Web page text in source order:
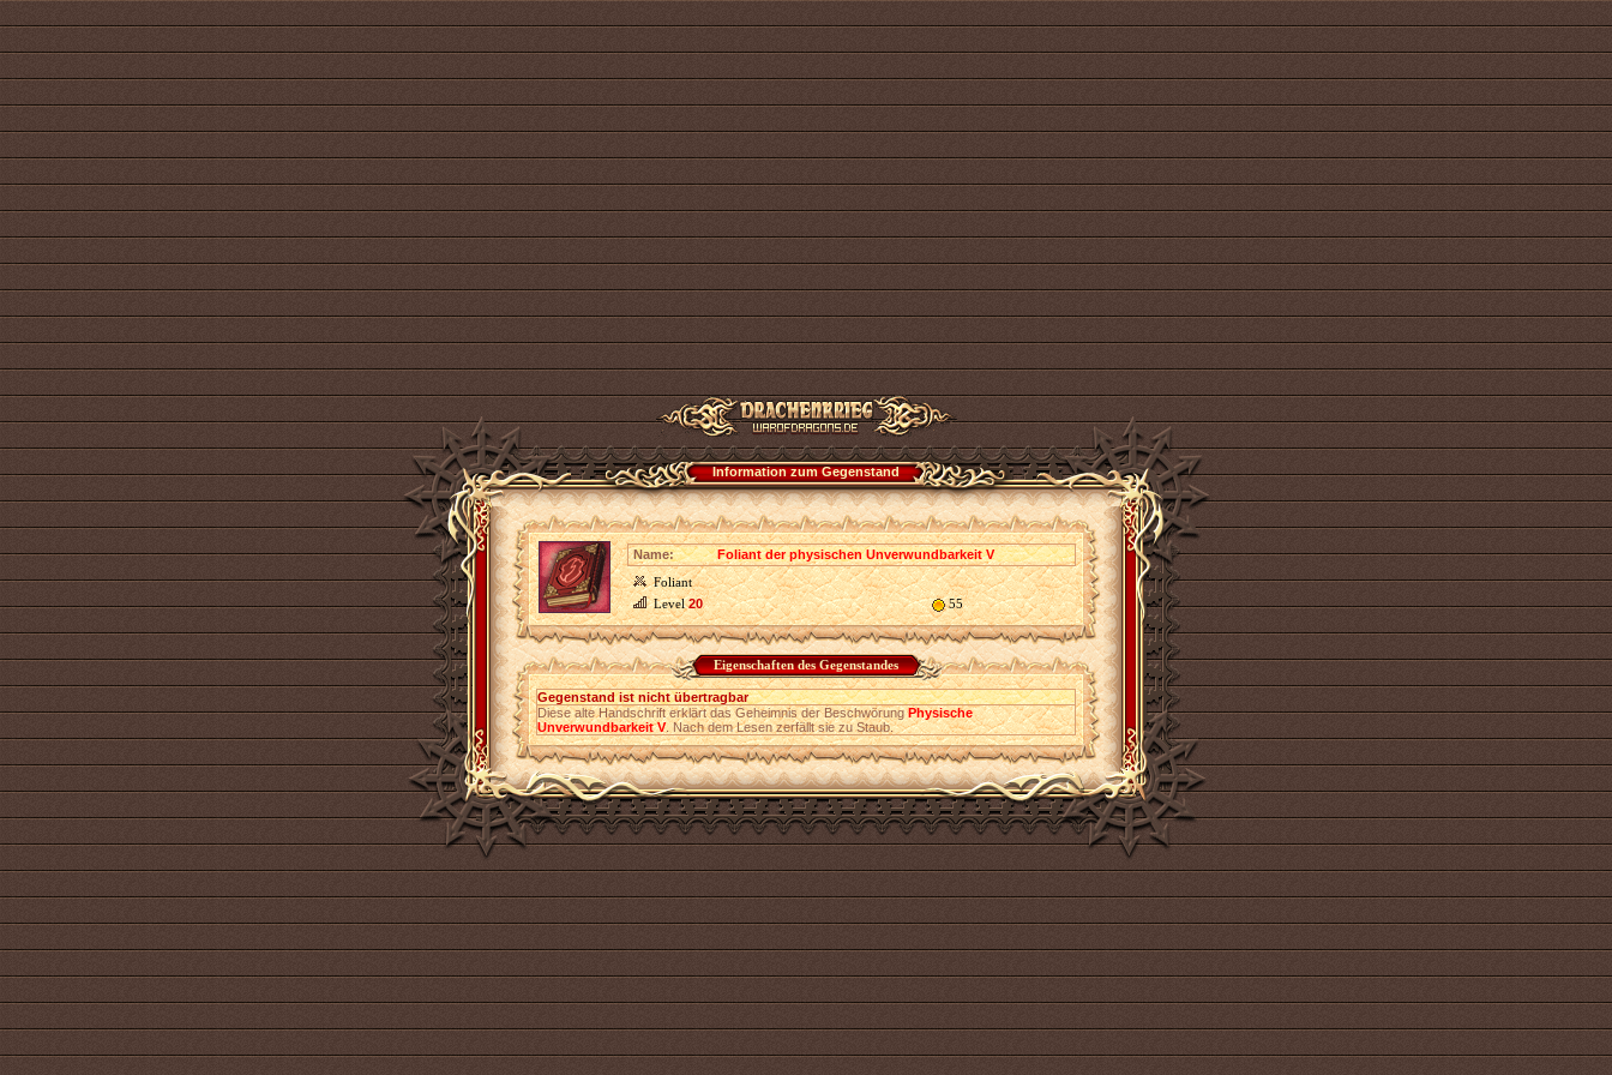
Information zum Gegenstand
Name:
Foliant der physischen Unverwundbarkeit V
Foliant
Level20 55
Eigenschaften des Gegenstandes
Gegenstand ist nicht übertragbar
Diese alte Handschrift erklärt das Geheimnis der BeschwörungPhysische
Unverwundbarkeit V. Nach dem Lesen zerfällt sie zu Staub.